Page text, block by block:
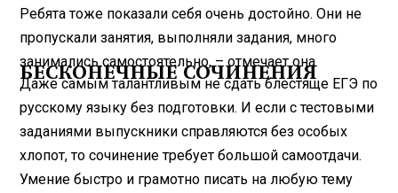
Ребята тоже показали себя очень достойно. Они не
пропускали занятия, выполняли задания, много
занимались самостоятельно, – отмечает она.
БЕСКОНЕЧНЫЕ СОЧИНЕНИЯ
Даже самым талантливым не сдать блестяще ЕГЭ по
русскому языку без подготовки. И если с тестовыми
заданиями выпускники справляются без особых
хлопот, то сочинение требует большой самоотдачи.
Умение быстро и грамотно писать на любую тему